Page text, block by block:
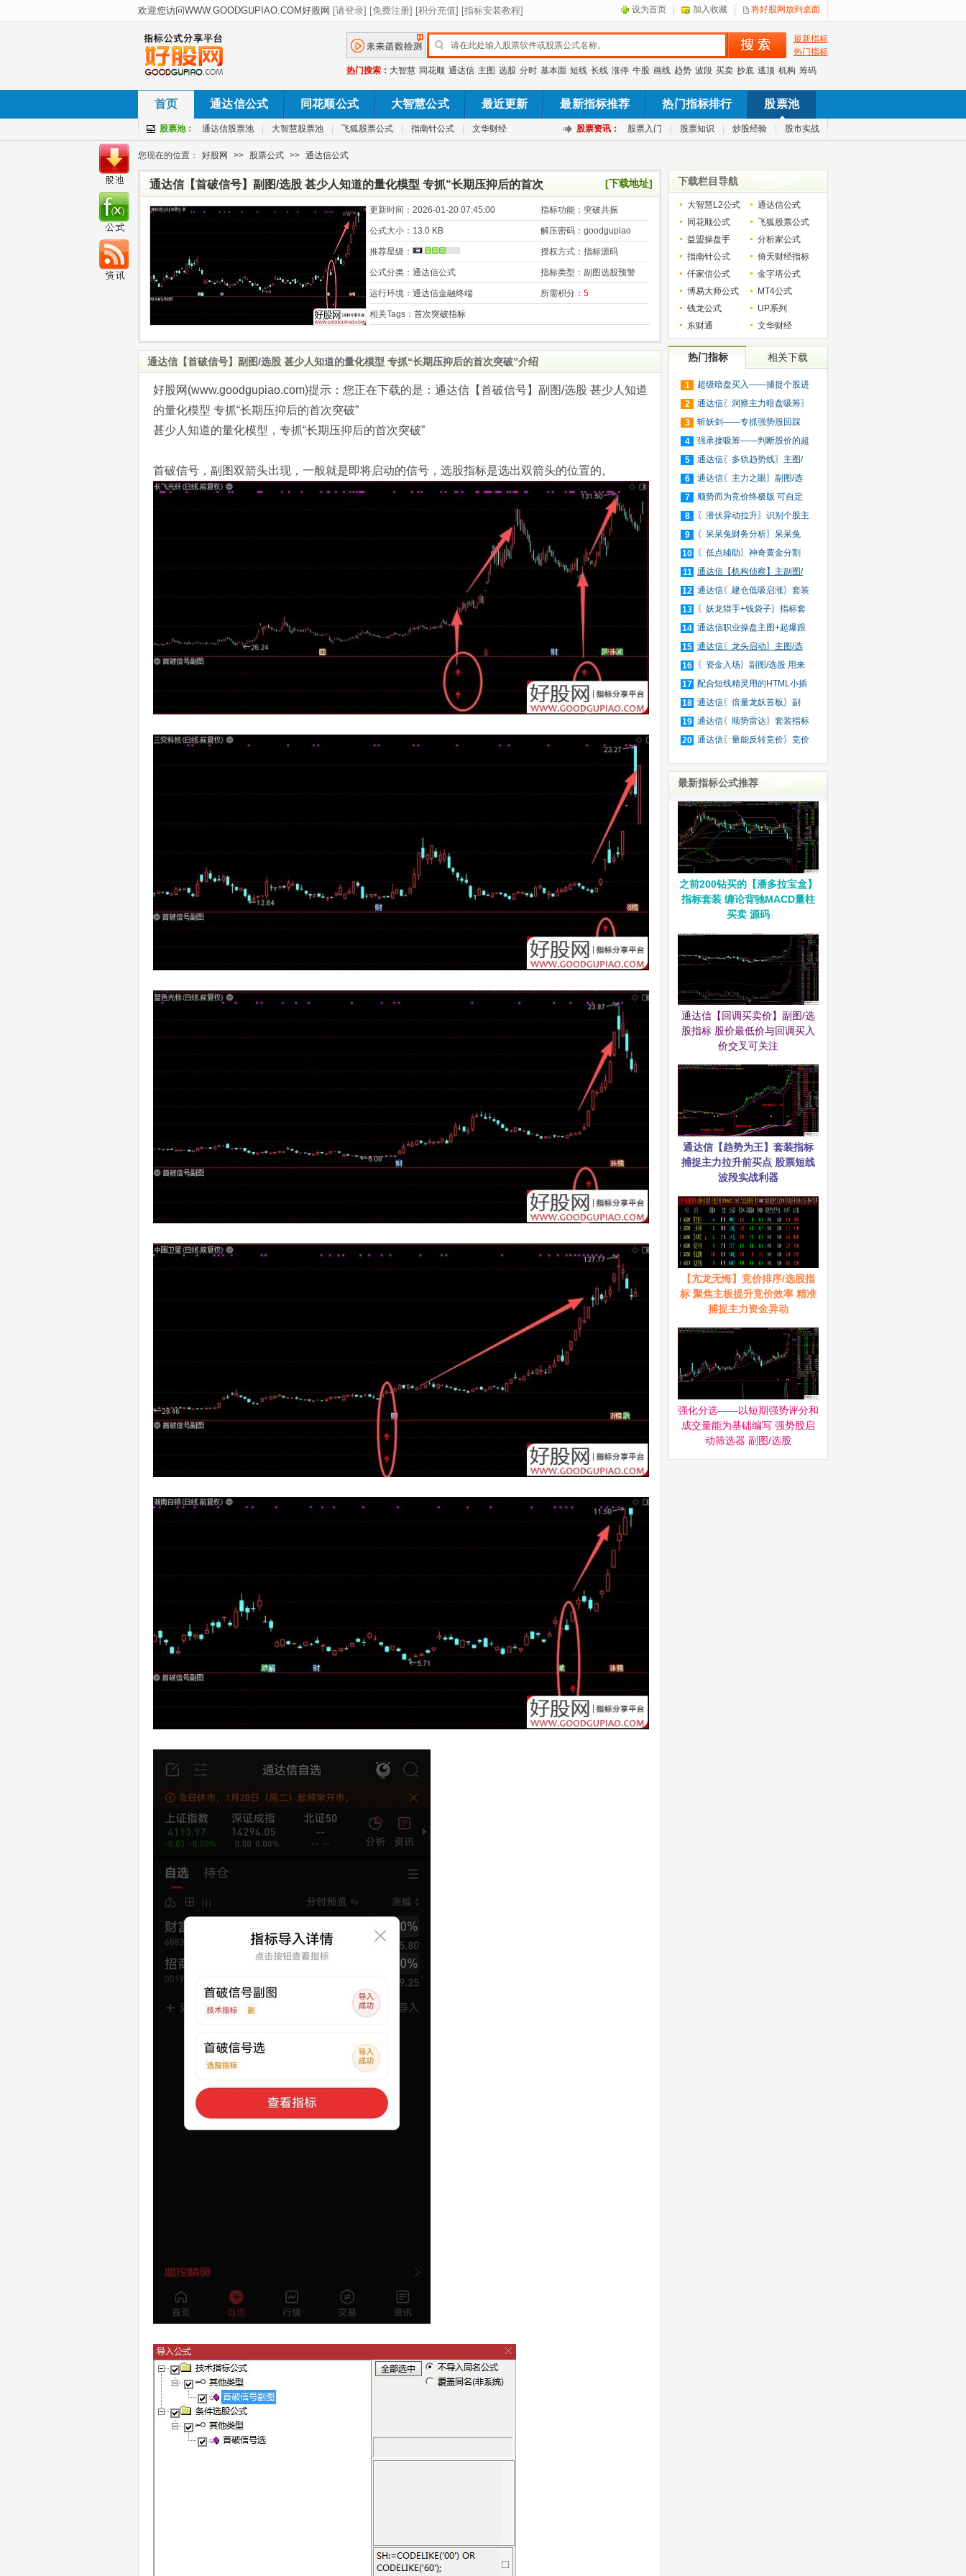
设为首页 加入收藏 将好股网放到桌面
最新指标
热门指标
热门搜索： 大智慧 同花顺 通达信 主图 选股 分时 基本面 短线 长线 涨停 牛股 画线 趋势 波段 买卖 抄底 逃顶 机构 筹码
首页 通达信公式 同花顺公式 大智慧公式 最近更新 最新指标推荐 热门指标排行 股票池
股票池： 通达信股票池 大智慧股票池 飞狐股票公式 指南针公式 文华财经 股票资讯： 股票入门 股票知识 炒股经验 股市实战
您现在的位置： 好股网 >> 股票公式 >> 通达信公式
通达信【首破信号】副图/选股 甚少人知道的量化模型 专抓“长期压抑后的首次
突破”
[下载地址]
更新时间： 2026-01-20 07:45:00 指标功能： 突破共振
公式大小： 13.0 KB 解压密码： goodgupiao
推荐星级： 授权方式： 指标源码
公式分类： 通达信公式 指标类型： 副图选股预警
运行环境： 通达信金融终端 所需积分： 5
相关Tags： 首次突破指标
通达信【首破信号】副图/选股 甚少人知道的量化模型 专抓“长期压抑后的首次突破”介绍
好股网(www.goodgupiao.com)提示：您正在下载的是：通达信【首破信号】副图/选股 甚少人知道
的量化模型 专抓“长期压抑后的首次突破”
甚少人知道的量化模型，专抓“长期压抑后的首次突破”
首破信号，副图双箭头出现，一般就是即将启动的信号，选股指标是选出双箭头的位置的。
下载栏目导航
大智慧L2公式
通达信公式
同花顺公式
飞狐股票公式
益盟操盘手
分析家公式
指南针公式
倚天财经指标
仟家信公式
金字塔公式
博易大师公式
MT4公式
钱龙公式
UP系列
东财通
文华财经
热门指标 相关下载
1
超级暗盘买入——捕捉个股进
入
2
通达信〖洞察主力暗盘吸筹〗
捕
3
斩妖剑——专抓强势股回踩
20日
4
强承接吸筹——判断股价的超
买
5
通达信〖多轨趋势线〗主图/
选
6
通达信〖主力之眼〗副图/选
股
7
顺势而为竞价终极版 可自定
义
8
〖潜伏异动拉升〗识别个股主
力
9
〖呆呆兔财务分析〗呆呆兔
F10
10
〖低点辅助〗神奇黄金分割
+趋
11 通达信【机构侦察】主副图/
选
12 通达信〖建仓低吸启涨〗套装
指
13
〖妖龙猎手+钱袋子〗指标套
装
14 通达信职业操盘主图+起爆跟
庄
15 通达信〖龙头启动〗主图/选
股
16
〖资金入场〗副图/选股 用来
抓
17 配合短线精灵用的HTML小插
件
18 通达信〖倍量龙妖首板〗副
图/
19 通达信〖顺势雷达〗套装指标
20 通达信〖量能反转竞价〗竞价
最新指标公式推荐
之前200钻买的【潘多拉宝盒】
指标套装 缠论背驰MACD量柱
买卖 源码
通达信【回调买卖价】副图/选
股指标 股价最低价与回调买入
价交叉可关注
通达信【趋势为王】套装指标
捕捉主力拉升前买点 股票短线
波段实战利器
【亢龙无悔】竞价排序/选股指
标 聚焦主板提升竞价效率 精准
捕捉主力资金异动
强化分选——以短期强势评分和
成交量能为基础编写 强势股启
动筛选器‌ 副图/选股